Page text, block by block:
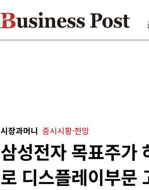
시장과머니 증시시황·전망
삼성전자 목표주가
로 디스플레이부문